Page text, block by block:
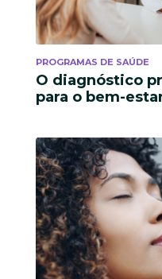
PROGRAMAS DE SAÚDE
O diagnóstico
para o bem-